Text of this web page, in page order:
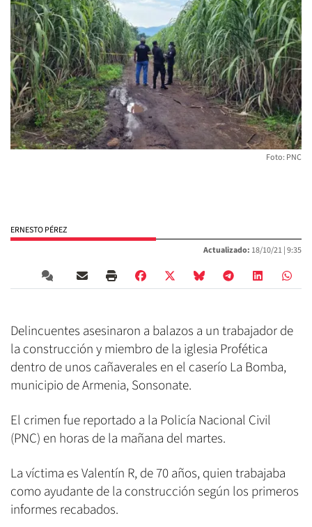
Foto: PNC
ERNESTO PÉREZ
Actualizado: 18/10/21 |9:35
Delincuentes asesinaron a balazos a un trabajador de
la construcción y miembro de la iglesia Profética
dentro de unos cañaverales en el caserío La Bomba,
municipio de Armenia, Sonsonate.
El crimen fue reportado a la Policía Nacional Civil
(PNC) en horas de la mañana del martes.
La víctima es Valentín R, de 70 años, quien trabajaba
como ayudante de la construcción según los primeros
informes recabados.